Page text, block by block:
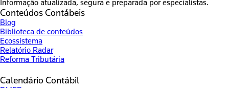
Informação atualizada, segura e preparada por especialistas.
Conteúdos Contábeis
Blog
Biblioteca de conteúdos
Ecossistema
Relatório Radar
Reforma Tributária
Calendário Contábil